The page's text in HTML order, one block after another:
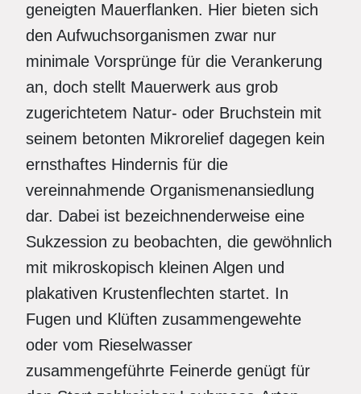
geneigten Mauerflanken. Hier bieten sich
den Aufwuchsorganismen zwar nur
minimale Vorsprünge für die Verankerung
an, doch stellt Mauerwerk aus grob
zugerichtetem Natur- oder Bruchstein mit
seinem betonten Mikrorelief dagegen kein
ernsthaftes Hindernis für die
vereinnahmende Organismenansiedlung
dar. Dabei ist bezeichnenderweise eine
Sukzession zu beobachten, die gewöhnlich
mit mikroskopisch kleinen Algen und
plakativen Krustenflechten startet. In
Fugen und Klüften zusammengewehte
oder vom Rieselwasser
zusammengeführte Feinerde genügt für